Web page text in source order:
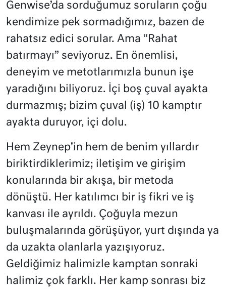
Genwise’da sorduğumuz soruların çoğu
kendimize pek sormadığımız, bazen de
rahatsız edici sorular. Ama “Rahat
batırmayı” seviyoruz. En önemlisi,
deneyim ve metotlarımızla bunun işe
yaradığını biliyoruz. İçi boş çuval ayakta
durmazmış; bizim çuval (iş) 10 kamptır
ayakta duruyor, içi dolu.
Hem Zeynep’in hem de benim yıllardır
biriktirdiklerimiz; iletişim ve girişim
konularında bir akışa, bir metoda
dönüştü. Her katılımcı bir iş fikri ve iş
kanvası ile ayrıldı. Çoğuyla mezun
buluşmalarında görüşüyor, yurt dışında ya
da uzakta olanlarla yazışıyoruz.
Geldiğimiz halimizle kamptan sonraki
halimiz çok farklı. Her kamp sonrası biz